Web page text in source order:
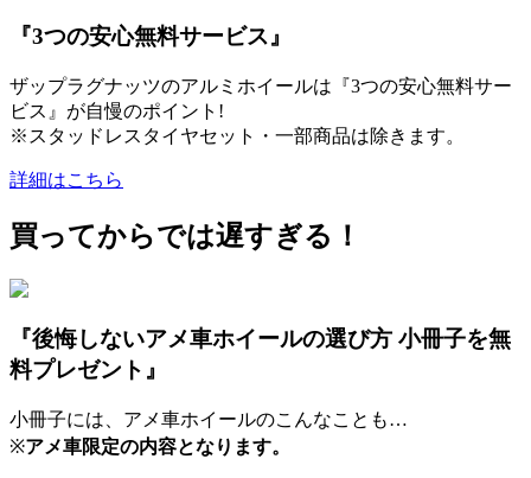
『3つの安心無料サービス』
ザップラグナッツのアルミホイールは『3つの安心無料サー
ビス』が自慢のポイント!
※スタッドレスタイヤセット・一部商品は除きます。
詳細はこちら
買ってからでは遅すぎる！
『後悔しないアメ車ホイールの選び方 小冊子を無
料プレゼント』
小冊子には、アメ車ホイールのこんなことも…
※アメ車限定の内容となります。